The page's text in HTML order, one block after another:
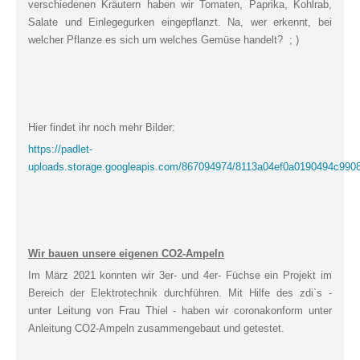
verschiedenen Kräutern haben wir Tomaten, Paprika, Kohlrab,
Salate und Einlegegurken eingepflanzt. Na, wer erkennt, bei
welcher Pflanze es sich um welches Gemüse handelt? ; )
Hier findet ihr noch mehr Bilder:
https://padlet-
uploads.storage.googleapis.com/867094974/
Wir bauen unsere eigenen CO2-Ampeln
Im März 2021 konnten wir 3er- und 4er- Füchse ein Projekt im
Bereich der Elektrotechnik durchführen. Mit Hilfe des zdi`s -
unter Leitung von Frau Thiel - haben wir coronakonform unter
Anleitung CO2-Ampeln zusammengebaut und getestet.